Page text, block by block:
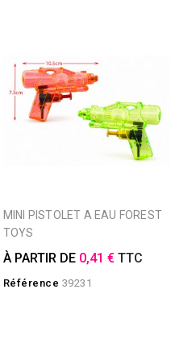
MINI PISTOLET A EAU FOREST
TOYS
À PARTIR DE 0,41 € TTC
Référence 39231